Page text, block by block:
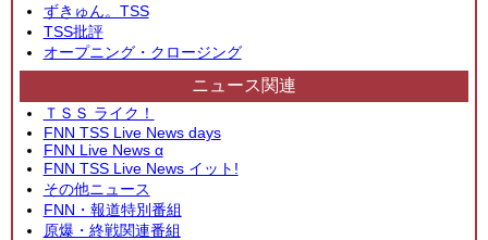
ずきゅん。TSS
TSS批評
オープニング・クロージング
ニュース関連
ＴＳＳ ライク！
FNN TSS Live News days
FNN Live News α
FNN TSS Live News イット!
その他ニュース
FNN・報道特別番組
原爆・終戦関連番組